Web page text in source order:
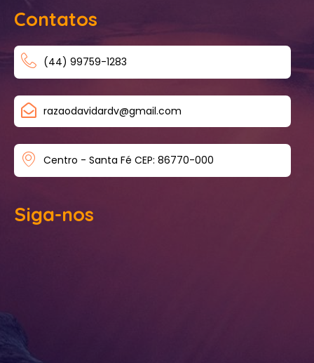
Contatos
(44) 99759-1283
razaodavidardv@gmail.com
Centro - Santa Fé CEP: 86770-000
Siga-nos